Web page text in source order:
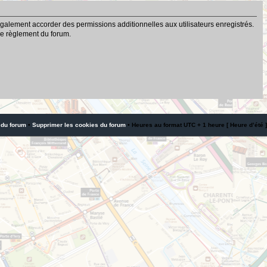
accorder des permissions additionnelles aux utilisateurs enregistrés.
règlement du forum.
du forum • Supprimer les cookies du forum • Heures au format UTC + 1 heure [ Heure d’été ]